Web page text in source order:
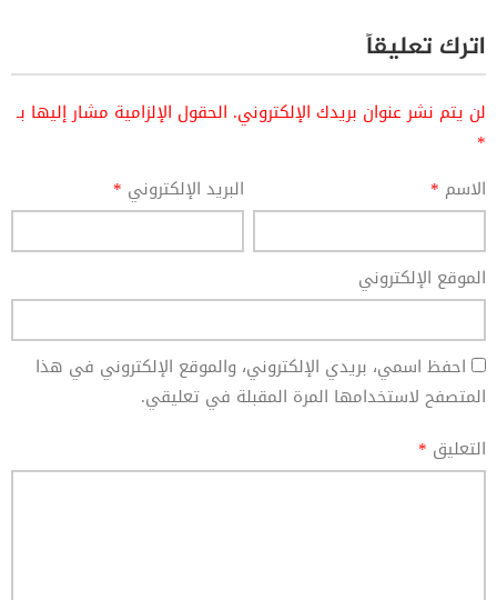
اترك تعليقاً
لن يتم نشر عنوان بريدك الإلكتروني. الحقول الإلزامية مشار إليها بـ
*
الاسم * البريد الإلكتروني *
الموقع الإلكتروني
احفظ اسمي، بريدي الإلكتروني، والموقع الإلكتروني في هذا
المتصفح لاستخدامها المرة المقبلة في تعليقي.
التعليق *